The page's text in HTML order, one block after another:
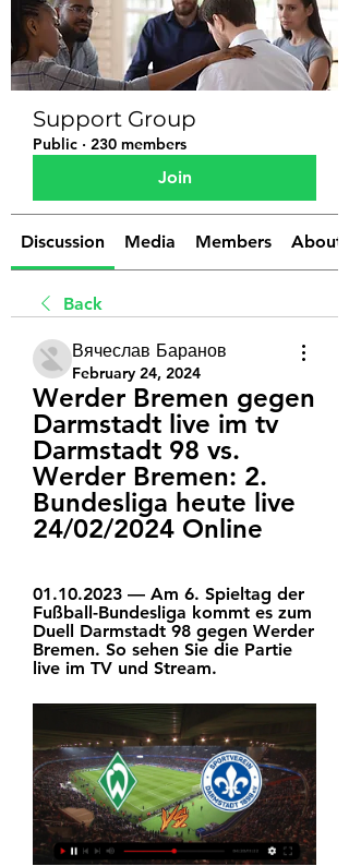
Support Group
Public · 230 members
Join
Discussion Media Members About
Back
Вячеслав Баранов
February 24, 2024
Werder Bremen gegen
Darmstadt live im tv
Darmstadt 98 vs.
Werder Bremen: 2.
Bundesliga heute live
24/02/2024 Online
01.10.2023 — Am 6. Spieltag der
Fußball-Bundesliga kommt es zum
Duell Darmstadt 98 gegen Werder
Bremen. So sehen Sie die Partie
live im TV und Stream.